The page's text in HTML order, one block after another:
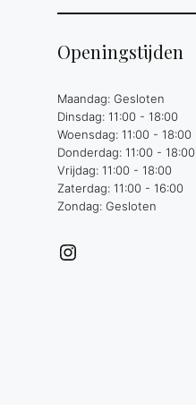
Openingstijden
Maandag: Gesloten
Dinsdag: 11:00 - 18:00
Woensdag: 11:00 - 18:00
Donderdag: 11:00 - 18:00
Vrijdag: 11:00 - 18:00
Zaterdag: 11:00 - 16:00
Zondag: Gesloten
Instagram